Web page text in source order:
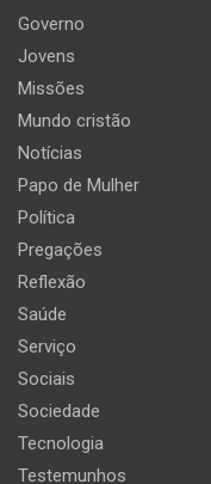
Governo
Jovens
Missões
Mundo cristão
Notícias
Papo de Mulher
Política
Pregações
Reflexão
Saúde
Serviço
Sociais
Sociedade
Tecnologia
Testemunhos